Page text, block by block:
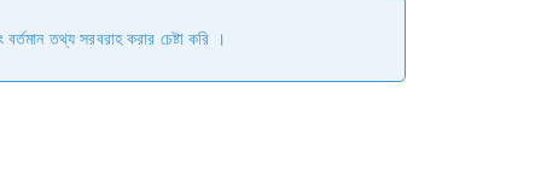
তথ্য সরবরাহ করার চেষ্টা করি ।